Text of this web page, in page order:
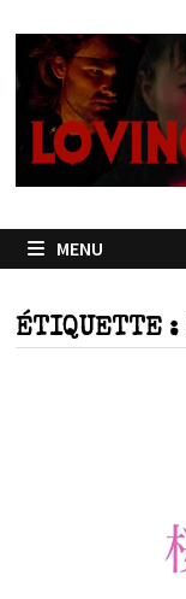
contenu
MENU
ÉTIQUETTE :